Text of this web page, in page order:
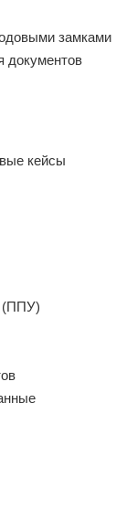
замками
документов
кейсы
(ППУ)